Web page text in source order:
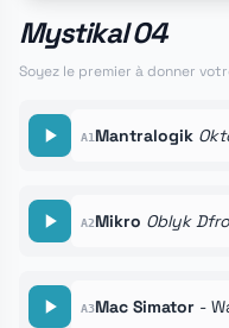
Mystikal 04
Soyez le premier à donner
A1 Mantralogik
A2Mikro Oblyk
A3Mac Simator -